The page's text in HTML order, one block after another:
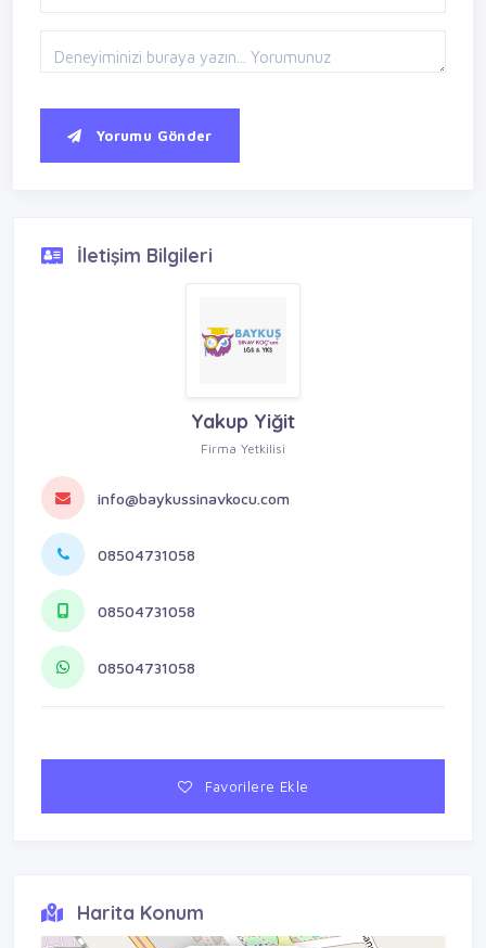
Yorumu Gönder
İletişim Bilgileri
Yakup Yiğit
Firma Yetkilisi
info@baykussinavkocu.com
08504731058
08504731058
08504731058
Favorilere Ekle
Harita Konum